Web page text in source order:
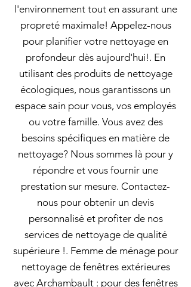
l'environnement tout en assurant une
propreté maximale! Appelez-nous
pour planifier votre nettoyage en
profondeur dès aujourd'hui!. En
utilisant des produits de nettoyage
écologiques, nous garantissons un
espace sain pour vous, vos employés
ou votre famille. Vous avez des
besoins spécifiques en matière de
nettoyage? Nous sommes là pour y
répondre et vous fournir une
prestation sur mesure. Contactez-
nous pour obtenir un devis
personnalisé et profiter de nos
services de nettoyage de qualité
supérieure !. Femme de ménage pour
nettoyage de fenêtres extérieures
avec Archambault : pour des fenêtres